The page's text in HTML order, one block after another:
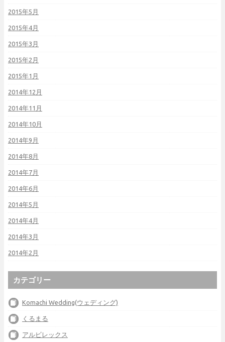
2015年5月
2015年4月
2015年3月
2015年2月
2015年1月
2014年12月
2014年11月
2014年10月
2014年9月
2014年8月
2014年7月
2014年6月
2014年5月
2014年4月
2014年3月
2014年2月
カテゴリー
Komachi Wedding(ウェディング)
くるまる
アルビレックス